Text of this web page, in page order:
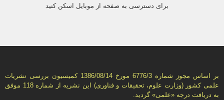
برای دسترسی به صفحه از موبایل اسکن کنید
بر اساس مجوز شماره 6776/3 مورخ 1386/08/14 كمیسیون بررسى نشریات
علمى كشور (وزارت علوم، تحقیقات و فناورى) این نشریه از شماره 118 موفق
به دریافت درجه «علمى» گردید.